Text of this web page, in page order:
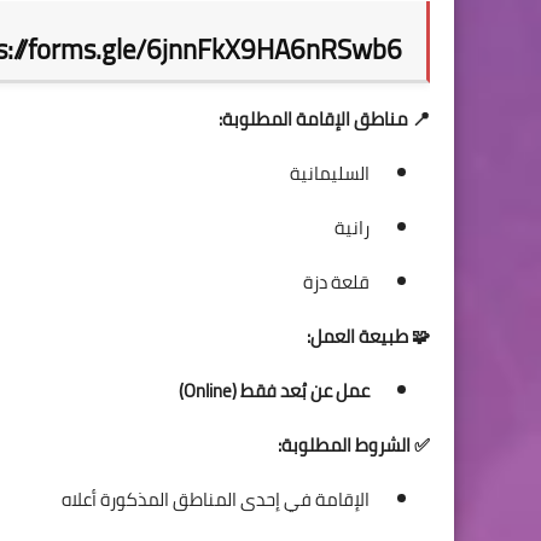
forms.gle/6jnnFkX9HA6nRSwb6
📍 مناطق الإقامة المطلوبة:
السليمانية
رانية
قلعة دزة
🧩 طبيعة العمل:
عمل عن بُعد فقط (Online)
✅ الشروط المطلوبة:
الإقامة في إحدى المناطق المذكورة أعلاه